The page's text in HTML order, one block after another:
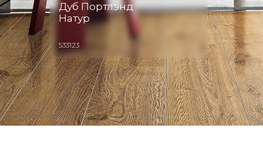
Дуб Портлэнд
Натур
533123